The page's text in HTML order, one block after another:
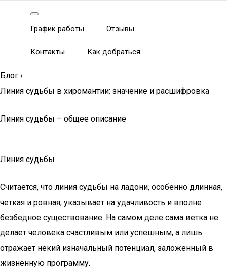
График работы Отзывы
Контакты Как добраться
Блог ›
Линия судьбы в хиромантии: значение и расшифровка
Линия судьбы – общее описание
Линия судьбы
Считается, что линия судьбы на ладони, особенно длинная,
четкая и ровная, указывает на удачливость и вполне
безбедное существование. На самом деле сама ветка не
делает человека счастливым или успешным, а лишь
отражает некий изначальный потенциал, заложенный в
жизненную программу.